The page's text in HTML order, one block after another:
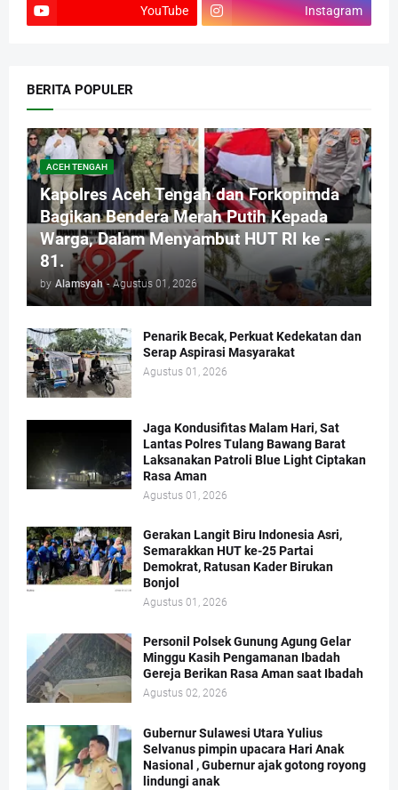
YouTube Instagram
BERITA POPULER
ACEH TENGAH
Kapolres Aceh Tengah dan Forkopimda
Bagikan Bendera Merah Putih Kepada
Warga, Dalam Menyambut HUT RI ke -
81.
by Alamsyah - Agustus 01, 2026
Penarik Becak, Perkuat Kedekatan dan
Serap Aspirasi Masyarakat
Agustus 01, 2026
Jaga Kondusifitas Malam Hari, Sat
Lantas Polres Tulang Bawang Barat
Laksanakan Patroli Blue Light Ciptakan
Rasa Aman
Agustus 01, 2026
Gerakan Langit Biru Indonesia Asri,
Semarakkan HUT ke-25 Partai
Demokrat, Ratusan Kader Birukan
Bonjol
Agustus 01, 2026
Personil Polsek Gunung Agung Gelar
Minggu Kasih Pengamanan Ibadah
Gereja Berikan Rasa Aman saat Ibadah
Agustus 02, 2026
Gubernur Sulawesi Utara Yulius
Selvanus pimpin upacara Hari Anak
Nasional , Gubernur ajak gotong royong
lindungi anak